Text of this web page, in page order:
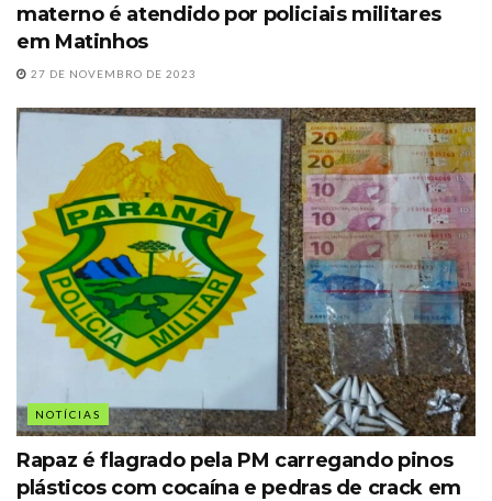
materno é atendido por policiais militares
em Matinhos
27 DE NOVEMBRO DE 2023
NOTÍCIAS
Rapaz é flagrado pela PM carregando pinos
plásticos com cocaína e pedras de crack em